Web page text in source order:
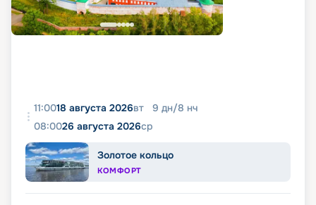
11:0018 августа 2026вт 9 дн/8 нч
08:0026 августа 2026ср
Золотое кольцо
КОМФОРТ